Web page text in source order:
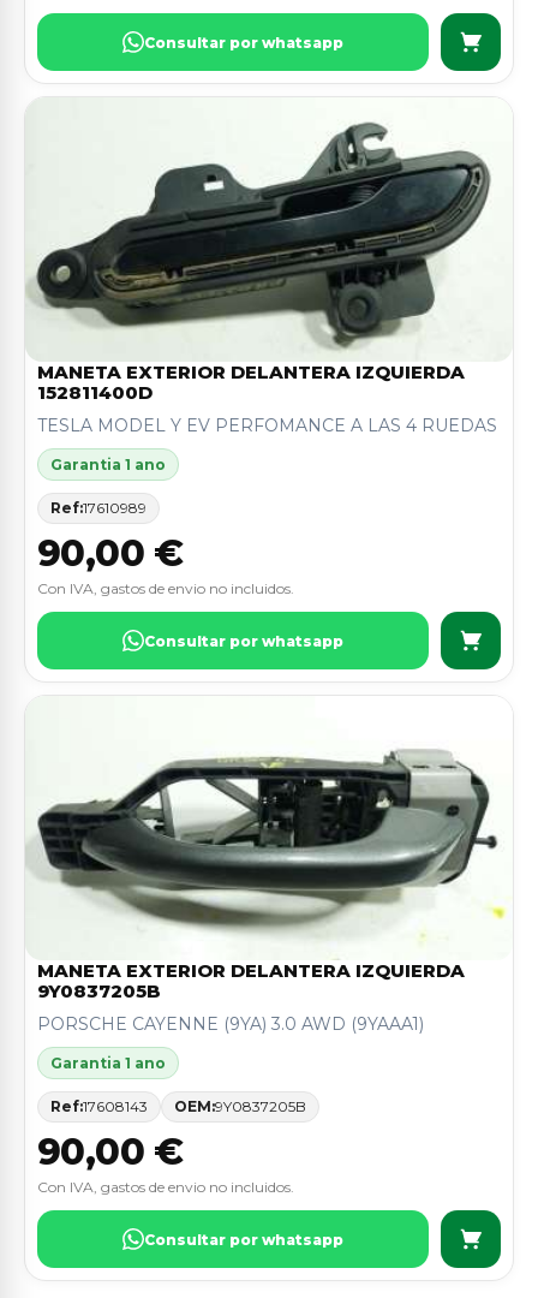
Consultar por whatsapp
MANETA EXTERIOR DELANTERA IZQUIERDA
152811400D
TESLA MODEL Y EV PERFOMANCE A LAS 4 RUEDAS
Garantia 1 ano
Ref:17610989
90,00 €
Con IVA, gastos de envio no incluidos.
Consultar por whatsapp
MANETA EXTERIOR DELANTERA IZQUIERDA
9Y0837205B
PORSCHE CAYENNE (9YA) 3.0 AWD (9YAAA1)
Garantia 1 ano
Ref:17608143 OEM:9Y0837205B
90,00 €
Con IVA, gastos de envio no incluidos.
Consultar por whatsapp